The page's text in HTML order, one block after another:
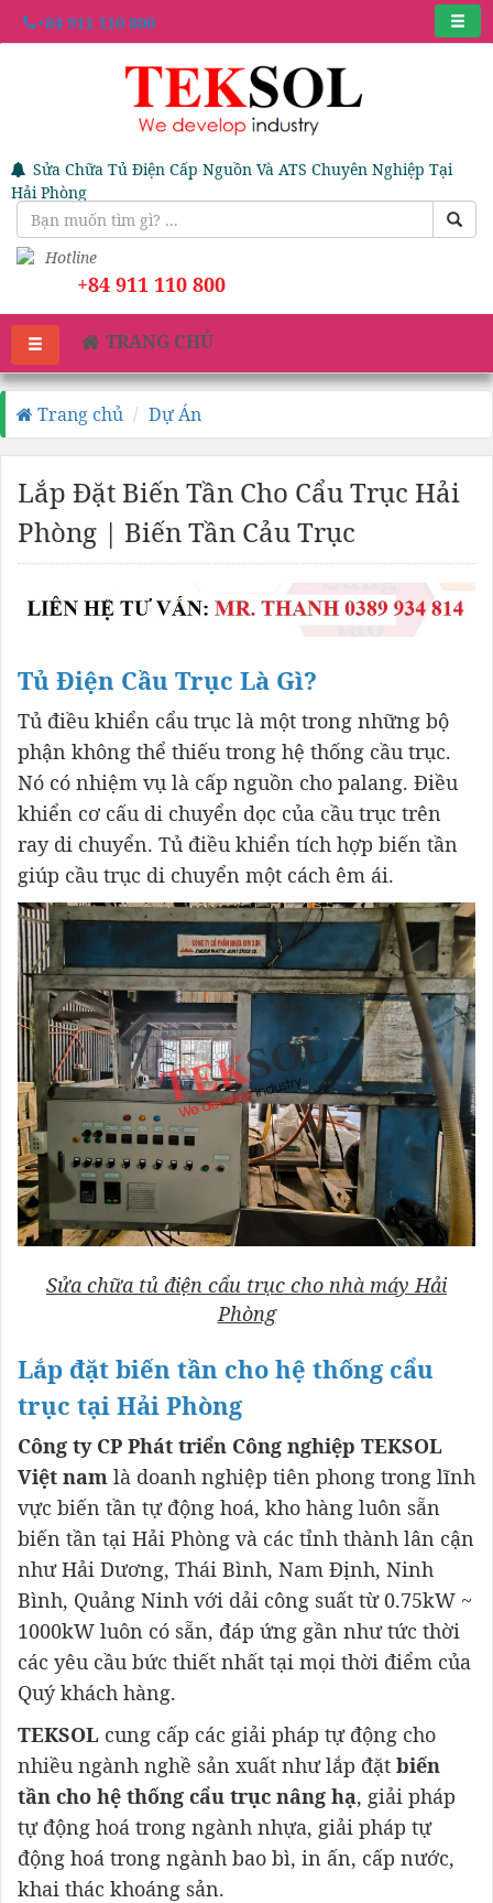
+84 911 110 800
Sửa Chữa Tủ Điện Cấp Nguồn Và ATS Chuyên Nghiệp Tại
Hải Phòng
Hotline
+84 911 110 800
TRANG CHỦ
Trang chủ Dự Án
Lắp Đặt Biến Tần Cho Cẩu Trục Hải
Phòng | Biến Tần Cảu Trục
Tủ Điện Cầu Trục Là Gì?
Tủ điều khiển cẩu trục là một trong những bộ
phận không thể thiếu trong hệ thống cầu trục.
Nó có nhiệm vụ là cấp nguồn cho palang. Điều
khiển cơ cấu di chuyển dọc của cầu trục trên
ray di chuyển. Tủ điều khiển tích hợp biến tần
giúp cầu trục di chuyển một cách êm ái.
Sửa chữa tủ điện cẩu trục cho nhà máy Hải
Phòng
Lắp đặt biến tần cho hệ thống cẩu
trục tại Hải Phòng
Công ty CP Phát triển Công nghiệp TEKSOL
Việt nam là doanh nghiệp tiên phong trong lĩnh
vực biến tần tự động hoá, kho hàng luôn sẵn
biến tần tại Hải Phòng và các tỉnh thành lân cận
như Hải Dương, Thái Bình, Nam Định, Ninh
Bình, Quảng Ninh với dải công suất từ 0.75kW ~
1000kW luôn có sẵn, đáp ứng gần như tức thời
các yêu cầu bức thiết nhất tại mọi thời điểm của
Quý khách hàng.
TEKSOL cung cấp các giải pháp tự động cho
nhiều ngành nghề sản xuất như lắp đặt biến
tần cho hệ thống cẩu trục nâng hạ, giải pháp
tự động hoá trong ngành nhựa, giải pháp tự
động hoá trong ngành bao bì, in ấn, cấp nước,
khai thác khoáng sản.